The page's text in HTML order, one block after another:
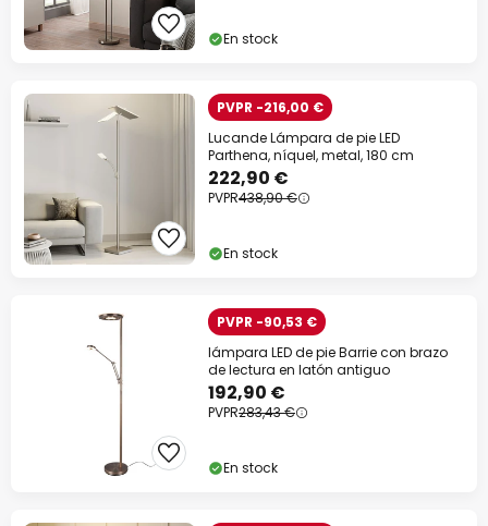
En stock
PVPR -216,00 €
Lucande Lámpara de pie LED
Parthena, níquel, metal, 180 cm
222,90 €
PVPR438,90 €
En stock
PVPR -90,53 €
lámpara LED de pie Barrie con brazo
de lectura en latón antiguo
192,90 €
PVPR283,43 €
En stock